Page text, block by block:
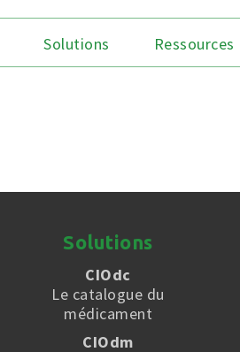
Solutions Ressources
Solutions
CIOdc
Le catalogue du
médicament
CIOdm